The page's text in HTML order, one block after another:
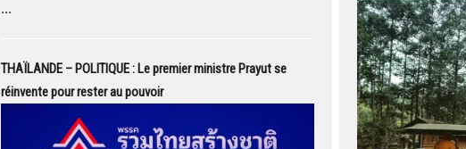
...
THAÏLANDE – POLITIQUE : Le premier ministre Prayut se
réinvente pour rester au pouvoir